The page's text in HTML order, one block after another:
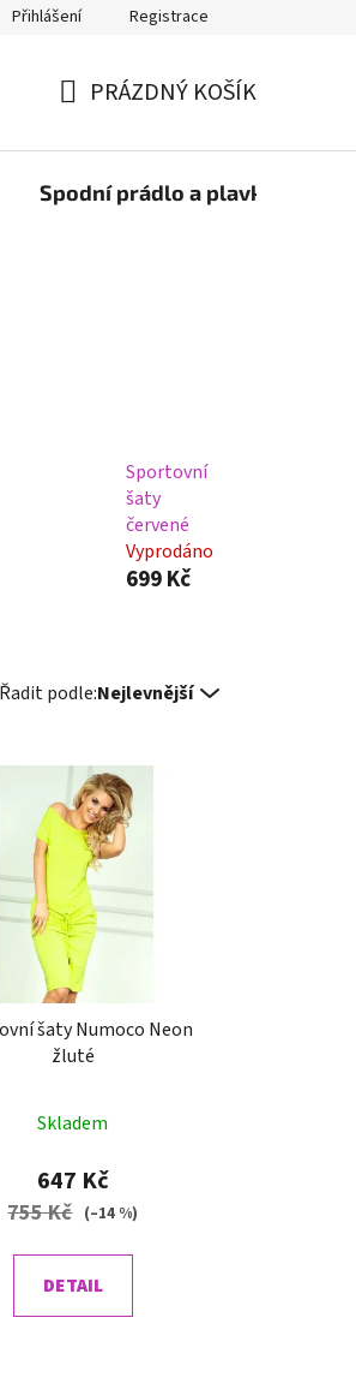
Přihlášení Registrace
KOŠÍK
PRÁZDNÝ KOŠÍK
Spodní prádlo a plavky
Sportovní
šaty
červené
Vyprodáno
699 Kč
Řadit podle:Nejlevnější
šaty Numoco Neon
žluté
Skladem
647 Kč
755 Kč (–14 %)
DETAIL